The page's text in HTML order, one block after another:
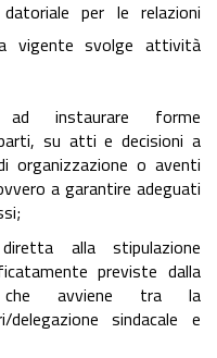
per le relazioni
vigente svolge attività
ad instaurare forme
su atti e decisioni a
organizzazione o aventi
a garantire adeguati
alla stipulazione
previste dalla
che avviene tra la
sindacale e